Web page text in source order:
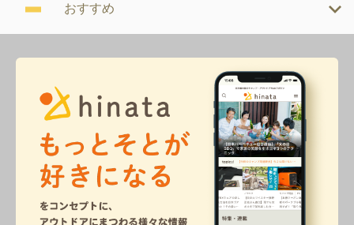
おすすめ